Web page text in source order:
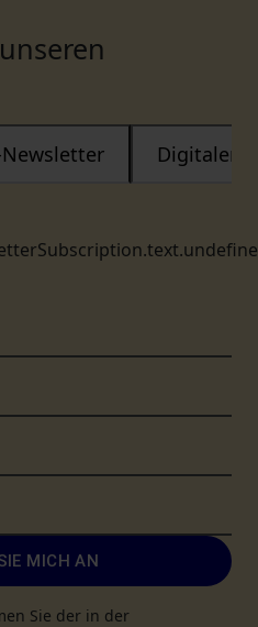
Newsletter Digitaler
MICH AN
Sie der in der